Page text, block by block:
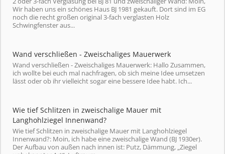
Wir haben uns ein schönes Haus BJ 1981 gekauft. Dort sind im EG
noch die recht großen original 3-fach verglasten Holz
Schwingfenster aus...
Wand verschließen - Zweischaliges Mauerwerk
Wand verschließen - Zweischaliges Mauerwerk: Hallo Zusammen,
ich wollte bei euch mal nachfragen, ob sich meine Idee umsetzen
lässt oder ob ihr vielleicht sogar eine bessere Idee habt. Ich...
Wie tief Schlitzen in zweischalige Mauer mit
Langhohlziegel Innenwand?
Wie tief Schlitzen in zweischalige Mauer mit Langhohlziegel
Innenwand?: Moin, ich habe eine zweischalige Wand (BJ 1930er).
Der Aufbau von außen nach innen ist: Putz, Dämmung, „Ziegel